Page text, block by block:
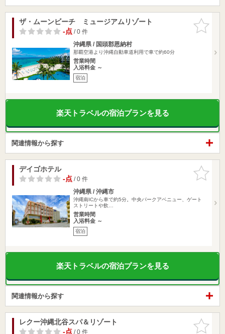
お気に入
りに追加
ザ・ムーンビーチ ミュージアムリゾート
-点/ 0 件
沖縄県 / 国頭郡恩納村
那覇空港より沖縄自動車道利用で車で約60分
営業時間
入浴料金 ～
宿泊
楽天トラベルの宿泊プランを見る
関連情報から探す
お気に入
りに追加
デイゴホテル
-点/ 0 件
沖縄県 / 沖縄市
沖縄南ICから車で約5分。中央パークアベニュー、ゲート
ストリートや飲…
営業時間
入浴料金 ～
宿泊
楽天トラベルの宿泊プランを見る
関連情報から探す
お気に入
りに追加
レクー沖縄北谷スパ＆リゾート
-点/ 0 件